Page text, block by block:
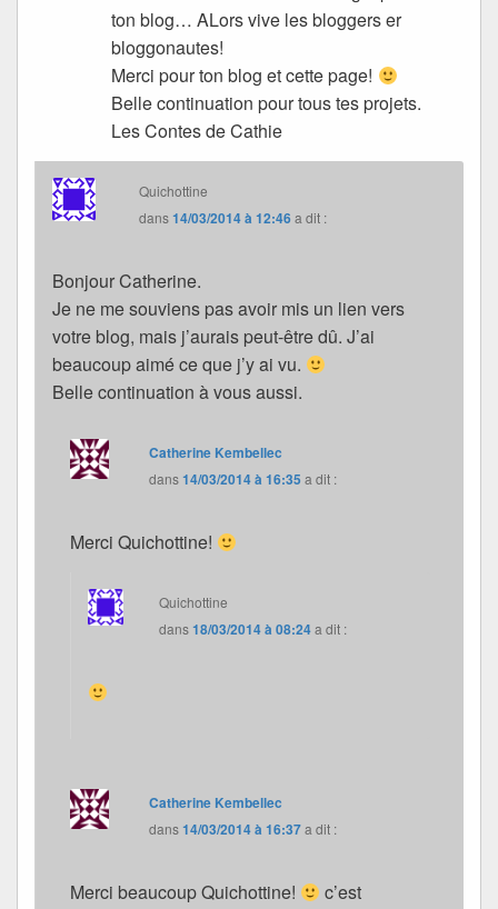
ton blog… ALors vive les bloggers er
bloggonautes!
Merci pour ton blog et cette page!
Belle continuation pour tous tes projets.
Les Contes de Cathie
Quichottine
dans14/03/2014 à 12:46a dit :
Bonjour Catherine.
Je ne me souviens pas avoir mis un lien vers
votre blog, mais j’aurais peut-être dû. J’ai
beaucoup aimé ce que j’y ai vu.
Belle continuation à vous aussi.
Catherine Kembellec
dans14/03/2014 à 16:35 a dit :
Merci Quichottine!
Quichottine
dans18/03/2014 à 08:24 a dit :
Catherine Kembellec
dans14/03/2014 à 16:37a dit :
Merci beaucoup Quichottine!
c’est